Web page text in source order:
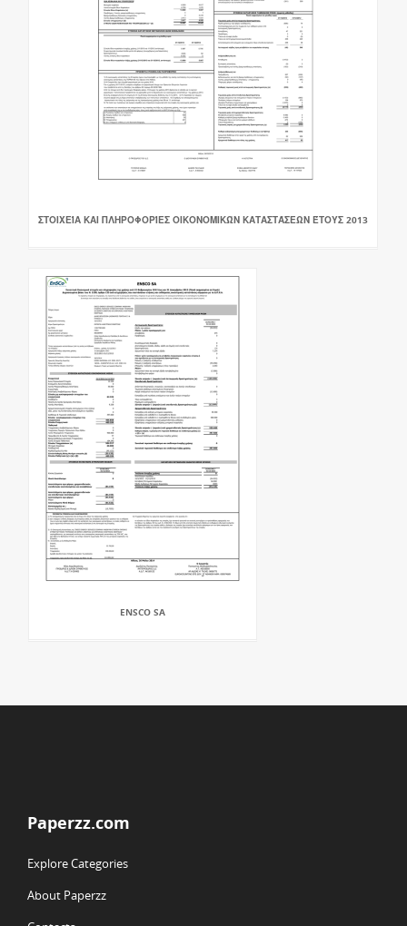
ΣΤΟΙΧΕΊΑ ΚΑΙ ΠΛΗΡΟΦΟΡΊΕΣ ΟΙΚΟΝΟΜΙΚΏΝ ΚΑΤΑΣΤΆΣΕΩΝ ΈΤΟΥΣ 2013
ENSCO SA
Paperzz.com
Explore Categories
About Paperzz